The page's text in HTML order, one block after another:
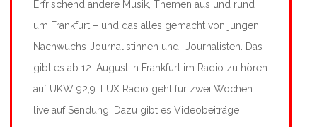
Erfrischend andere Musik, Themen aus und rund
um Frankfurt – und das alles gemacht von jungen
Nachwuchs-Journalistinnen und -Journalisten. Das
gibt es ab 12. August in Frankfurt im Radio zu hören
auf UKW 92,9. LUX Radio geht für zwei Wochen
live auf Sendung. Dazu gibt es Videobeiträge